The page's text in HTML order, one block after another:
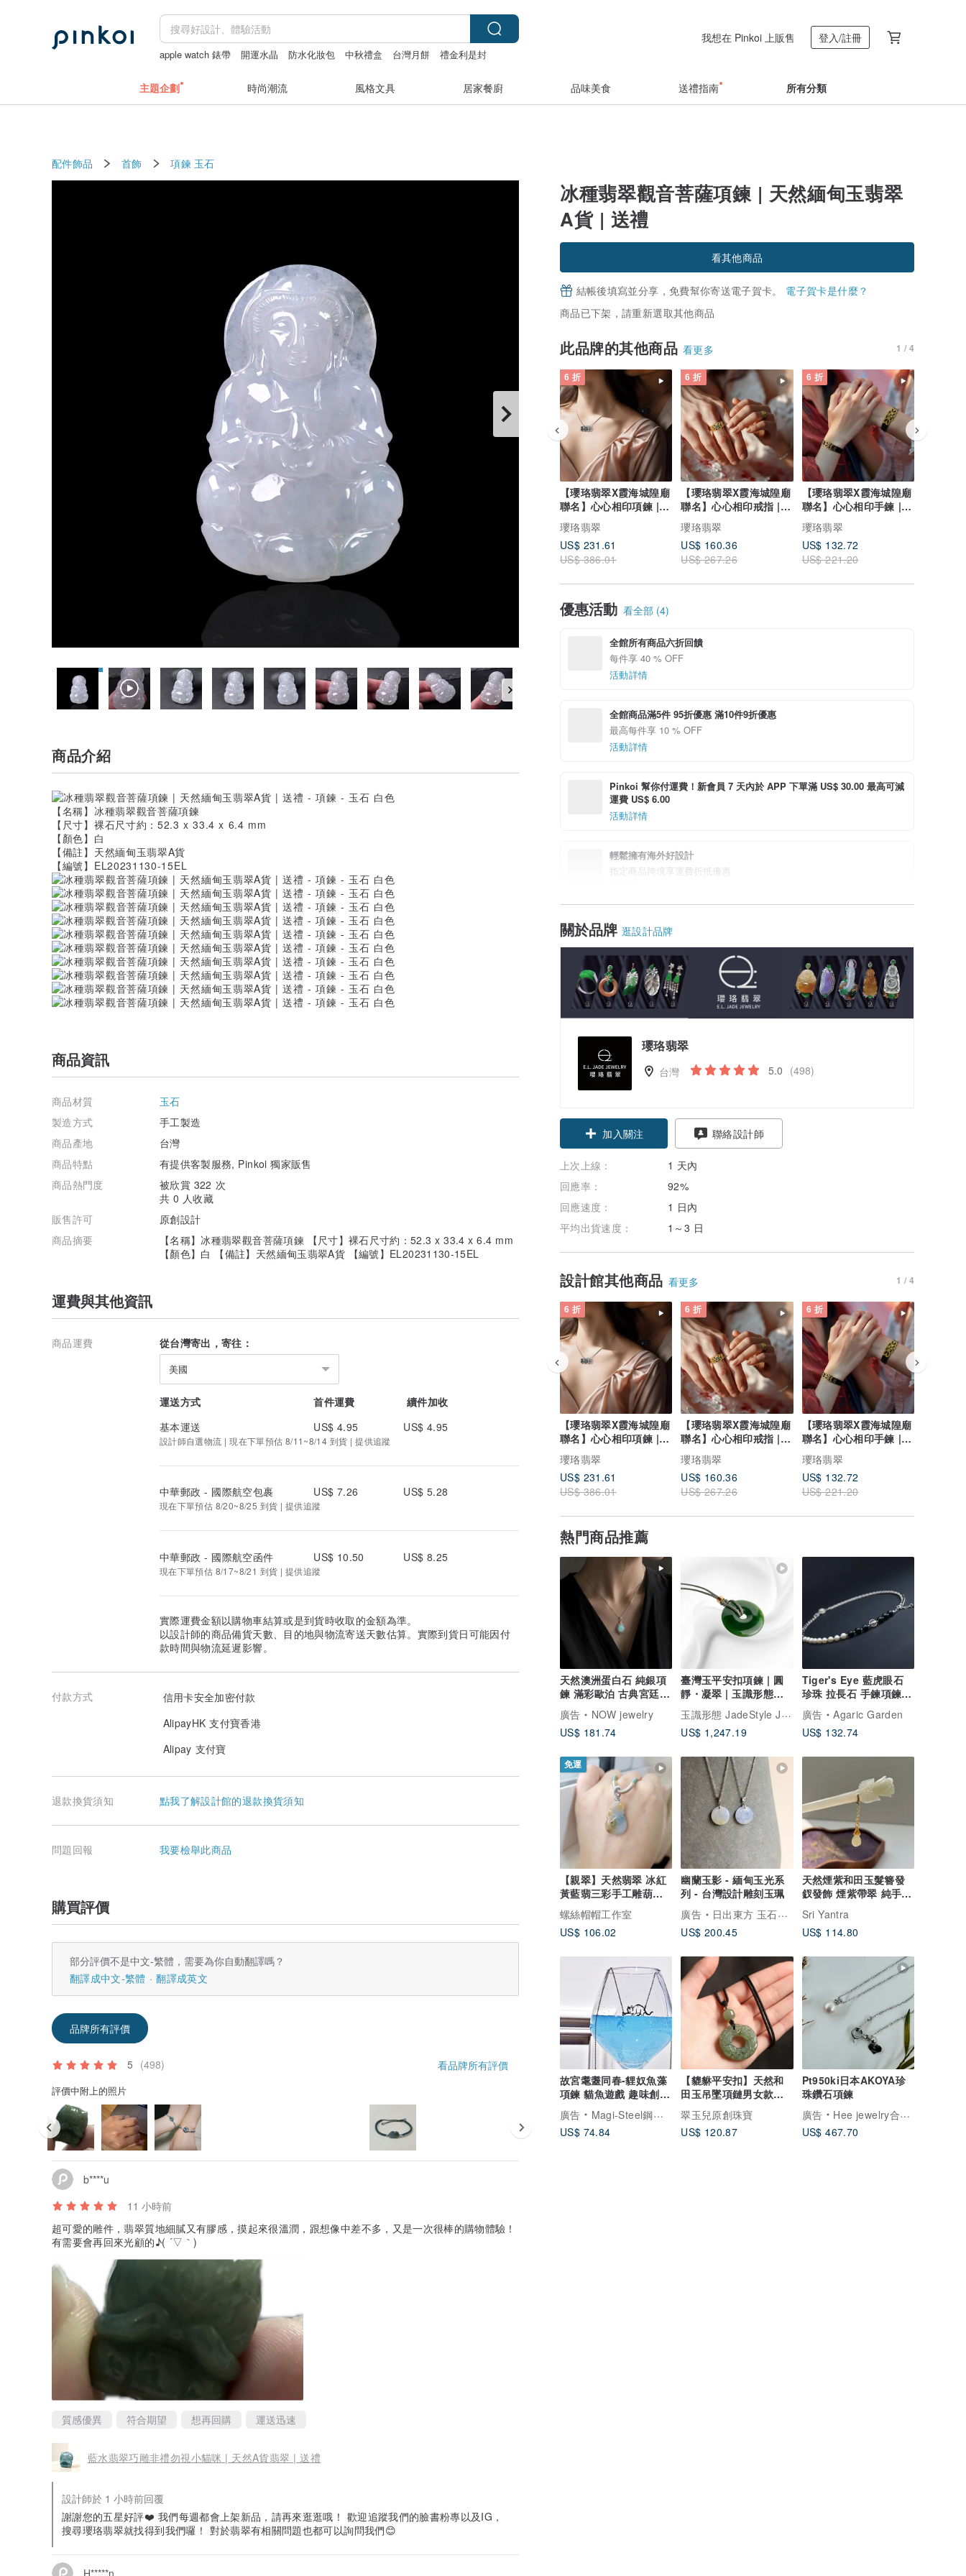
apple watch 錶帶 開運水晶 防水化妝包 中秋禮盒 台灣月餅
禮金利是封
我想在 Pinkoi 上販售 登入/註冊
主題企劃 時尚潮流 風格文具 居家餐廚 品味美食 送禮指南 所有分類
配件飾品 首飾 項鍊 玉石
冰種翡翠觀音菩薩項鍊 | 天然緬甸玉翡翠
A貨 | 送禮
看其他商品
結帳後填寫並分享，免費幫你寄送電子賀卡。 電子賀卡是什麼？
商品已下架，請重新選取其他商品
此品牌的其他商品 看更多 1 / 4
6 折
【瓔珞翡翠X霞海城隍廟
聯名】心心相印項鍊 |
10%公益捐贈
瓔珞翡翠
US$ 231.61
US$ 386.01
6 折
【瓔珞翡翠X霞海城隍廟
聯名】心心相印戒指 |
10%公益捐贈
瓔珞翡翠
US$ 160.36
US$ 267.26
6 折
【瓔珞翡翠X霞海城隍廟
聯名】心心相印手鍊 |
10%公益捐贈
瓔珞翡翠
US$ 132.72
US$ 221.20
優惠活動 看全部 (4)
全館所有商品六折回饋
每件享 40 % OFF
活動詳情
全館商品滿5件 95折優惠 滿10件9折優惠
最高每件享 10 % OFF
活動詳情
Pinkoi 幫你付運費！新會員 7 天內於 APP 下單滿 US$ 30.00 最高可減
運費 US$ 6.00
活動詳情
輕鬆擁有海外好設計
指定商品跨境享運費折抵優惠
關於品牌 逛設計品牌
瓔珞翡翠
台灣 5.0 (498)
領優惠券
加入關注
聯絡設計師
上次上線：
1 天內
回應率：
92%
回應速度：
1 日內
平均出貨速度：
1～3 日
設計館其他商品 看更多 1 / 4
6 折
【瓔珞翡翠X霞海城隍廟
聯名】心心相印項鍊 |
10%公益捐贈
瓔珞翡翠
US$ 231.61
US$ 386.01
6 折
【瓔珞翡翠X霞海城隍廟
聯名】心心相印戒指 |
10%公益捐贈
瓔珞翡翠
US$ 160.36
US$ 267.26
6 折
【瓔珞翡翠X霞海城隍廟
聯名】心心相印手鍊 |
10%公益捐贈
瓔珞翡翠
US$ 132.72
US$ 221.20
熱門商品推薦
天然澳洲蛋白石 純銀項
鍊 滿彩歐泊 古典宮廷雕
花 復古氣質珠寶
廣告
NOW jewelry
US$ 181.74
臺灣玉平安扣項鍊 | 圓
靜・凝翠 | 玉識形態
JadeStyle Jewelry
玉識形態 JadeStyle Jewelry
US$ 1,247.19
Tiger's Eye 藍虎眼石
珍珠 拉長石 手鍊項鍊兩
用設計
廣告
Agaric Garden
US$ 132.74
免運
【親翠】天然翡翠 冰紅
黃藍翡三彩手工雕葫蘆
調整式繩鍊
螺絲帽帽工作室
US$ 106.02
幽蘭玉影 - 緬甸玉光系
列 - 台灣設計雕刻玉珮
廣告
日出東方 玉石作坊 Oriental Sunrise
US$ 200.45
天然煙紫和田玉髮簪發
釵發飾 煙紫帶翠 純手工
製作 玉質細膩 好運
Sri Yantra
US$ 114.80
故宮耄耋同春-貍奴魚藻
項鍊 貓魚遊戲 趣味創意
項鍊 愛貓族 禮物
廣告
Magi-Steel鋼之藝薄鋼飾品 故宮授權聯名商品 台灣設計製造
US$ 74.84
【貔貅平安扣】天然和
田玉吊墜項鏈男女款湖
水綠雙貔貅玉墜
翠玉兒原創珠寶
US$ 120.87
Pt950ki日本AKOYA珍
珠鑽石項鍊
廣告
Hee jewelry合一輕珠寶
US$ 467.70
商品介紹
【名稱】冰種翡翠觀音菩薩項鍊
【尺寸】裸石尺寸約：52.3 x 33.4 x 6.4 mm
【顏色】白
【備註】天然緬甸玉翡翠A貨
【編號】EL20231130-15EL
商品資訊
商品材質
玉石
製造方式
手工製造
商品產地
台灣
商品特點
有提供客製服務, Pinkoi 獨家販售
商品熱門度
被欣賞 322 次
共 0 人收藏
販售許可
原創設計
商品摘要
【名稱】冰種翡翠觀音菩薩項鍊 【尺寸】裸石尺寸約：52.3 x 33.4 x 6.4 mm
【顏色】白 【備註】天然緬甸玉翡翠A貨 【編號】EL20231130-15EL
運費與其他資訊
商品運費 從台灣寄出，寄往：
美國
運送方式 首件運費
續件加收
基本運送
US$ 4.95 US$ 4.95
設計師自選物流 | 現在下單預估 8/11~8/14 到貨 | 提供追蹤
中華郵政 - 國際航空包裹 US$ 7.26 US$ 5.28
現在下單預估 8/20~8/25 到貨 | 提供追蹤
中華郵政 - 國際航空函件 US$ 10.50 US$ 8.25
現在下單預估 8/17~8/21 到貨 | 提供追蹤
實際運費金額以購物車結算或是到貨時收取的金額為準。
以設計師的商品備貨天數、目的地與物流寄送天數估算。實際到貨日可能因付
款時間與物流延遲影響。
付款方式
信用卡安全加密付款
AlipayHK 支付寶香港
Alipay 支付寶
退款換貨須知 點我了解設計館的退款換貨須知
問題回報 我要檢舉此商品
購買評價
部分評價不是中文-繁體，需要為你自動翻譯嗎？
翻譯成中文-繁體
翻譯成英文
品牌所有評價
5 (498) 看品牌所有評價
評價中附上的照片
b****u
11 小時前
超可愛的雕件，翡翠質地細膩又有膠感，摸起來很溫潤，跟想像中差不多，又是一次很棒的購物體驗！
有需要會再回來光顧的♪( ´▽｀)
質感優異 符合期望 想再回購 運送迅速
藍水翡翠巧雕非禮勿視小貓咪 | 天然A貨翡翠 | 送禮
設計師於 1 小時前回覆
謝謝您的五星好評❤️ 我們每週都會上架新品，請再來逛逛哦！ 歡迎追蹤我們的臉書粉專以及IG，
搜尋瓔珞翡翠就找得到我們囉！ 對於翡翠有相關問題也都可以詢問我們😊
H*****n